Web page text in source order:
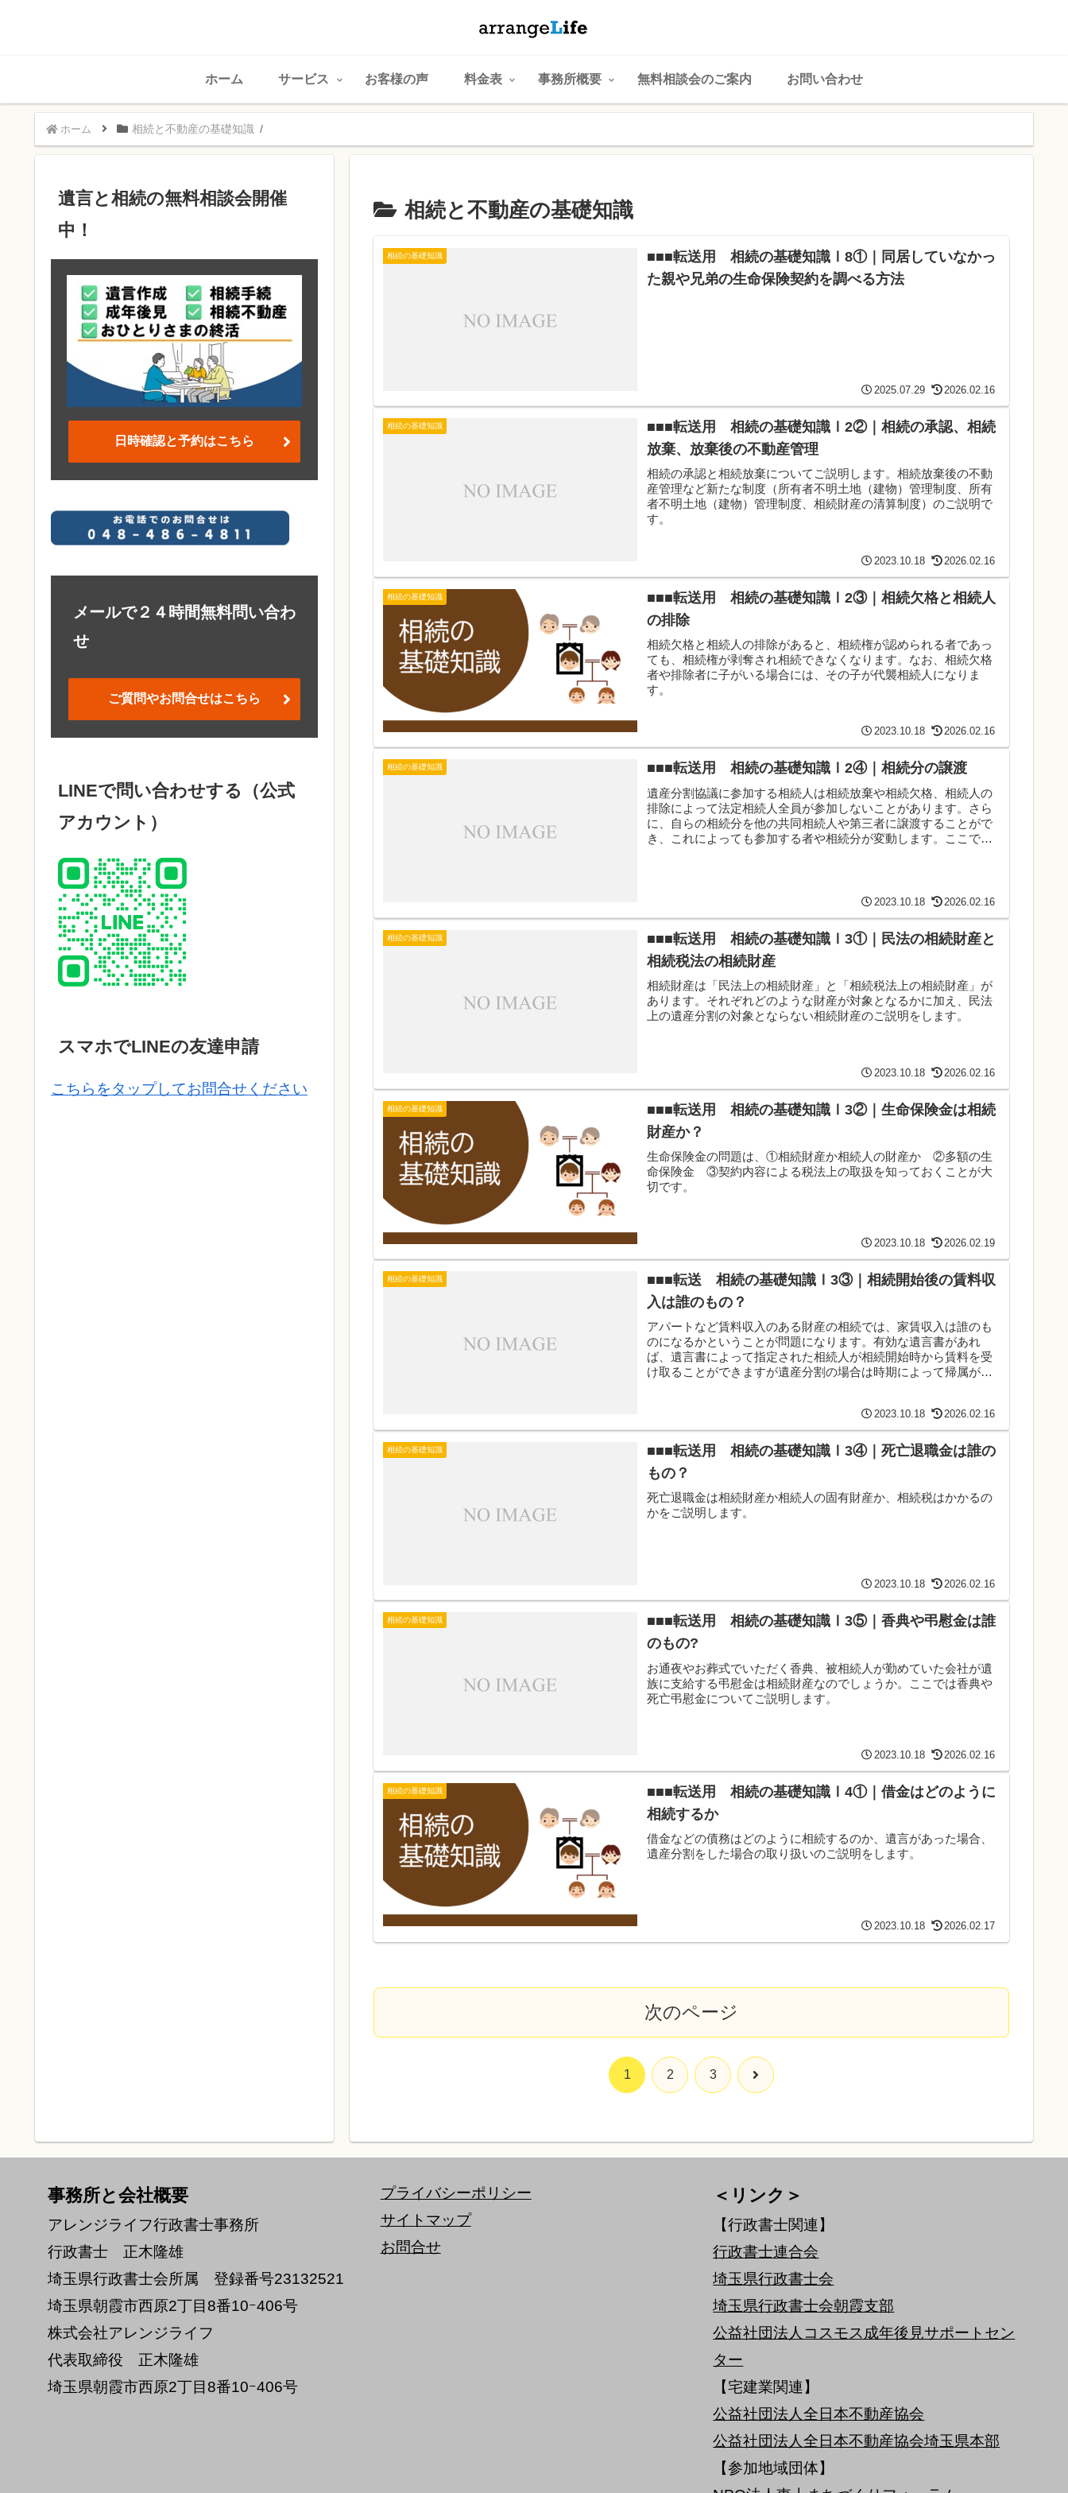
ホーム サービス お客様の声 料金表 事務所概要 無料相談会のご案内 お問い合わせ
ホーム 相続と不動産の基礎知識
相続と不動産の基礎知識
相続の基礎知識
■■■転送用 相続の基礎知識Ⅰ8①｜同居していなかっ
た親や兄弟の生命保険契約を調べる方法
2025.07.29 2026.02.16
相続の基礎知識
■■■転送用 相続の基礎知識Ⅰ2②｜相続の承認、相続
放棄、放棄後の不動産管理
相続の承認と相続放棄についてご説明します。相続放棄後の不動
産管理など新たな制度（所有者不明土地（建物）管理制度、所有
者不明土地（建物）管理制度、相続財産の清算制度）のご説明で
す。
2023.10.18 2026.02.16
相続の基礎知識
■■■転送用 相続の基礎知識Ⅰ2③｜相続欠格と相続人
の排除
相続欠格と相続人の排除があると、相続権が認められる者であっ
ても、相続権が剥奪され相続できなくなります。なお、相続欠格
者や排除者に子がいる場合には、その子が代襲相続人になりま
す。
2023.10.18 2026.02.16
相続の基礎知識 ■■■転送用 相続の基礎知識Ⅰ2④｜相続分の譲渡
遺産分割協議に参加する相続人は相続放棄や相続欠格、相続人の
排除によって法定相続人全員が参加しないことがあります。さら
に、自らの相続分を他の共同相続人や第三者に譲渡することがで
き、これによっても参加する者や相続分が変動します。ここでは
2023.10.18 2026.02.16
相続の基礎知識
■■■転送用 相続の基礎知識Ⅰ3①｜民法の相続財産と
相続税法の相続財産
相続財産は「民法上の相続財産」と「相続税法上の相続財産」が
あります。それぞれどのような財産が対象となるかに加え、民法
上の遺産分割の対象とならない相続財産のご説明をします。
2023.10.18 2026.02.16
相続の基礎知識
■■■転送用 相続の基礎知識Ⅰ3②｜生命保険金は相続
財産か？
生命保険金の問題は、①相続財産か相続人の財産か ②多額の生
命保険金 ③契約内容による税法上の取扱を知っておくことが大
切です。
2023.10.18 2026.02.19
相続の基礎知識
■■■転送 相続の基礎知識Ⅰ3③｜相続開始後の賃料収
入は誰のもの？
アパートなど賃料収入のある財産の相続では、家賃収入は誰のも
のになるかということが問題になります。有効な遺言書があれ
ば、遺言書によって指定された相続人が相続開始時から賃料を受
け取ることができますが遺産分割の場合は時期によって帰属が変
2023.10.18 2026.02.16
相続の基礎知識
■■■転送用 相続の基礎知識Ⅰ3④｜死亡退職金は誰の
もの？
死亡退職金は相続財産か相続人の固有財産か、相続税はかかるの
かをご説明します。
2023.10.18 2026.02.16
相続の基礎知識
■■■転送用 相続の基礎知識Ⅰ3⑤｜香典や弔慰金は誰
のもの?
お通夜やお葬式でいただく香典、被相続人が勤めていた会社が遺
族に支給する弔慰金は相続財産なのでしょうか。ここでは香典や
死亡弔慰金についてご説明します。
2023.10.18 2026.02.16
相続の基礎知識
■■■転送用 相続の基礎知識Ⅰ4①｜借金はどのように
相続するか
借金などの債務はどのように相続するのか、遺言があった場合、
遺産分割をした場合の取り扱いのご説明をします。
2023.10.18 2026.02.17
次のページ
1 2 3 次
遺言と相続の無料相談会開催
中！
日時確認と予約はこちら
メールで２４時間無料問い合わ
せ
ご質問やお問合せはこちら
LINEで問い合わせする（公式
アカウント）
スマホでLINEの友達申請
こちらをタップしてお問合せください
事務所と会社概要
アレンジライフ行政書士事務所
行政書士 正木隆雄
埼玉県行政書士会所属 登録番号23132521
埼玉県朝霞市西原2丁目8番10ｰ406号
株式会社アレンジライフ
代表取締役 正木隆雄
埼玉県朝霞市西原2丁目8番10ｰ406号
プライバシーポリシー
サイトマップ
お問合せ
＜リンク＞
【行政書士関連】
行政書士連合会
埼玉県行政書士会
埼玉県行政書士会朝霞支部
公益社団法人コスモス成年後見サポートセン
ター
【宅建業関連】
公益社団法人全日本不動産協会
公益社団法人全日本不動産協会埼玉県本部
【参加地域団体】